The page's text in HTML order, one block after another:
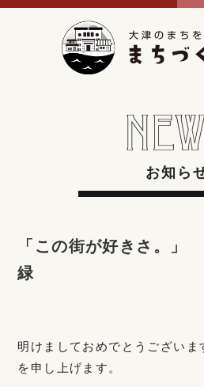
お知ら
「この街が好きさ。
緑
明けましておめでとうござい
を申し上げます。